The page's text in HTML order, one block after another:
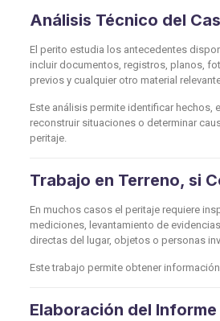
Análisis Técnico del
El perito estudia los antecedentes
incluir documentos, registros, planos,
previos y cualquier otro material
Este análisis permite identificar hechos,
reconstruir situaciones o determinar
peritaje.
Trabajo en Terreno, si
En muchos casos el peritaje requiere
mediciones, levantamiento de
directas del lugar, objetos o personas
Este trabajo permite obtener
Elaboración del